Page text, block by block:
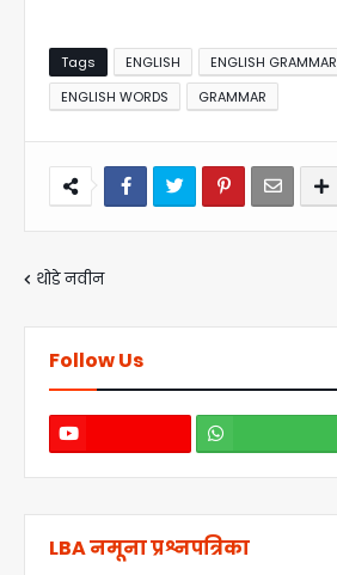
Tags ENGLISH
ENGLISH GRAMMAR
ENGLISH WORDS
GRAMMAR
थोडे नवीन
Follow Us
LBA नमूना प्रश्नपत्रिका